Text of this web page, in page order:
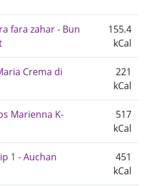
fara zahar - Bun
155.4
kCal
Crema di
221
kCal
Marienna K-
517
kCal
1 - Auchan
451
kCal